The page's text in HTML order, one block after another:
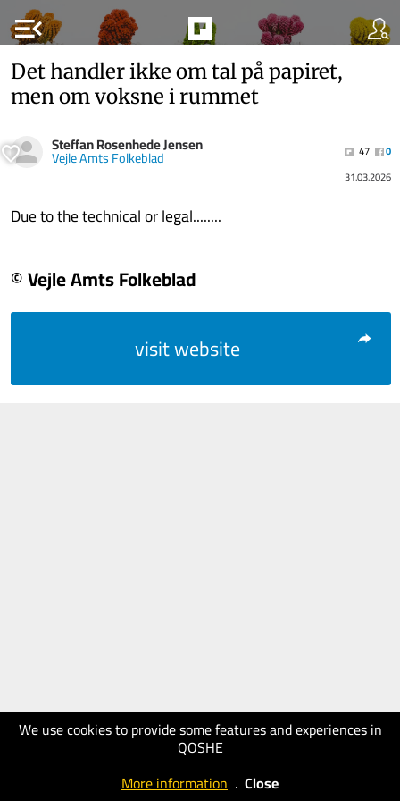
menu_open
We use cookies to provide some features and experiences in
QOSHE
More information . Close
Det handler ikke om tal på papiret,
men om voksne i rummet
Steffan Rosenhede Jensen
Vejle Amts Folkeblad 47
0
31.03.2026
Due to the technical or legal........
© Vejle Amts Folkeblad
visit website